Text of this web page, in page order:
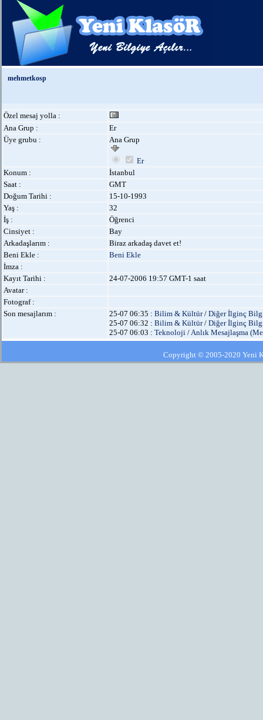
mehmetkosp
Özel mesaj yolla :
Ana Grup :
Er
Üye grubu :
Ana Grup
Er
Konum :
İstanbul
Saat :
GMT
Doğum Tarihi :
15-10-1993
Yaş :
32
İş :
Öğrenci
Cinsiyet :
Bay
Arkadaşlarım :
Biraz arkadaş davet et!
Beni Ekle :
Beni Ekle
İmza :
Kayıt Tarihi :
24-07-2006 19:57 GMT-1 saat
Avatar :
Fotograf :
Son mesajlarım :
25-07 06:35 : Bilim & Kültür/ Diğer İlginç
25-07 06:32 : Bilim & Kültür/ Diğer İlginç
25-07 06:03 : Teknoloji /Anlık Mesajlaşma
Copyright © 2005-2020 Yeni